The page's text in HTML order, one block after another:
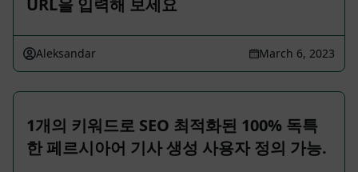
URL을 입력해 보세요
Aleksandar March 6, 2023
1개의 키워드로 SEO 최적화된 100% 독특
한 페르시아어 기사 생성 사용자 정의 가능.